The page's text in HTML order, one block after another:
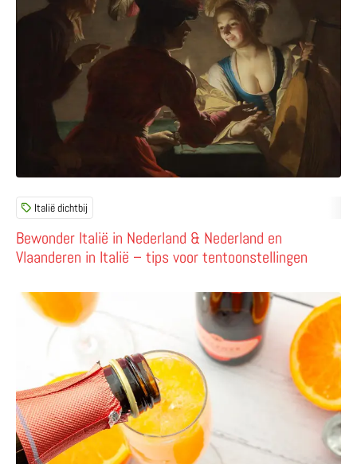
Bewonder Italië in Nederland & Nederland en
Vlaanderen in Italië – tips voor tentoonstellingen
Italië dichtbij
Lees meer over 10x de lekkerste Italiaanse cocktails –